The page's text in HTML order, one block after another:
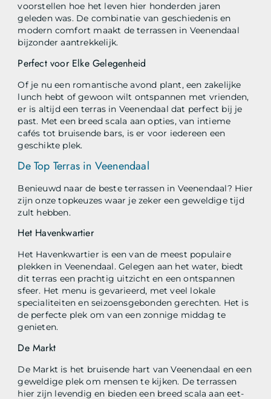
voorstellen hoe het leven hier honderden jaren
geleden was. De combinatie van geschiedenis en
modern comfort maakt de terrassen in Veenendaal
bijzonder aantrekkelijk.
Perfect voor Elke Gelegenheid
Of je nu een romantische avond plant, een zakelijke
lunch hebt of gewoon wilt ontspannen met vrienden,
er is altijd een terras in Veenendaal dat perfect bij je
past. Met een breed scala aan opties, van intieme
cafés tot bruisende bars, is er voor iedereen een
geschikte plek.
De Top Terras in Veenendaal
Benieuwd naar de beste terrassen in Veenendaal? Hier
zijn onze topkeuzes waar je zeker een geweldige tijd
zult hebben.
Het Havenkwartier
Het Havenkwartier is een van de meest populaire
plekken in Veenendaal. Gelegen aan het water, biedt
dit terras een prachtig uitzicht en een ontspannen
sfeer. Het menu is gevarieerd, met veel lokale
specialiteiten en seizoensgebonden gerechten. Het is
de perfecte plek om van een zonnige middag te
genieten.
De Markt
De Markt is het bruisende hart van Veenendaal en een
geweldige plek om mensen te kijken. De terrassen
hier zijn levendig en bieden een breed scala aan eet-